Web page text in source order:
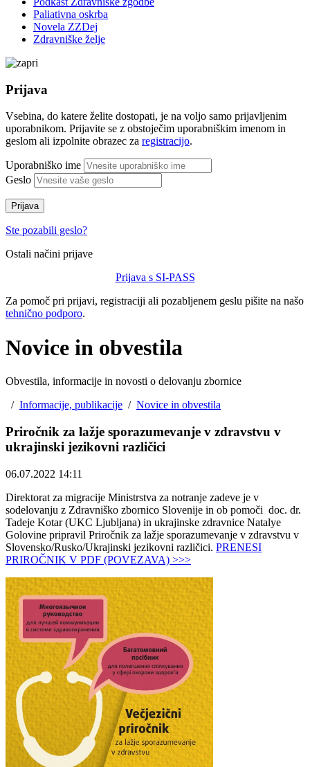
Paliativna oskrba
Novela ZZDej
Zdravniške želje
Prijava
Vsebina, do katere želite dostopati, je na voljo samo prijavljenim
uporabnikom. Prijavite se z obstoječim uporabniškim imenom in
geslom ali izpolnite obrazec za registracijo.
Uporabniško ime
Geslo
Prijava
Ste pozabili geslo?
Ostali načini prijave
Prijava s SI-PASS
Za pomoč pri prijavi, registraciji ali pozabljenem geslu pišite na našo
tehnično podporo.
Novice in obvestila
Obvestila, informacije in novosti o delovanju zbornice
/ Informacije, publikacije / Novice in obvestila
Priročnik za lažje sporazumevanje v zdravstvu v
ukrajinski jezikovni različici
06.07.2022 14:11
Direktorat za migracije Ministrstva za notranje zadeve je v
sodelovanju z Zdravniško zbornico Slovenije in ob pomoči doc. dr.
Tadeje Kotar (UKC Ljubljana) in ukrajinske zdravnice Natalye
Golovine pripravil Priročnik za lažje sporazumevanje v zdravstvu v
Slovensko/Rusko/Ukrajinski jezikovni različici. PRENESI
PRIROČNIK V PDF (POVEZAVA) >>>